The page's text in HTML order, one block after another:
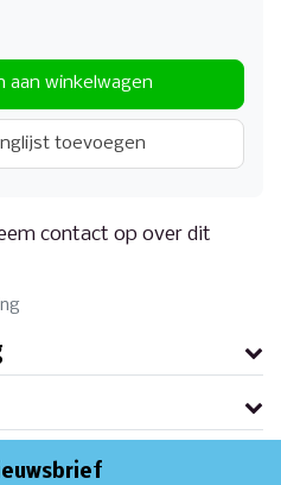
aan winkelwagen
toevoegen
contact op over dit